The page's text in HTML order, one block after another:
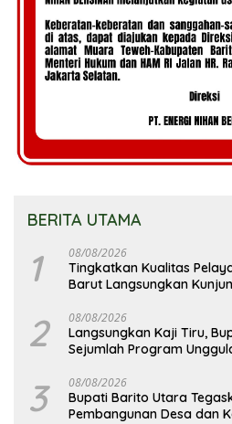
BERITA UTAMA
1 08/08/2026
Tingkatkan Kualitas
Barut Langsungkan
2 08/08/2026
Langsungkan Kaji Tiru,
Sejumlah Program
3 08/08/2026
Bupati Barito Utara
Pembangunan Desa dan